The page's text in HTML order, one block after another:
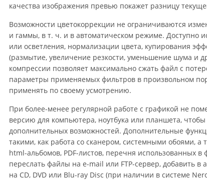
качества изображения превью покажет разницу
Возможности цветокоррекции не ограничиваются
и гаммы, в т. ч. и в автоматическом режиме. Доступно
или осветления, нормализации цвета, купирования
(размытие, увеличение резкости, уменьшение шума и
компрессии позволяет максимально сжать файл с
параметры применяемых фильтров в произвольном
применять по своему усмотрению.
При более-менее регулярной работе с графикой не
версию для компьютера, ноутбука или планшета,
дополнительных возможностей. Дополнительные
такими, как работа со сканером, системными обоями, а
html-альбомов, PDF-листов, перечня использованных в
переслать файлы на e-mail или FTP-сервер, добавить в
на CD, DVD или Blu-ray Disc (при наличии в системе